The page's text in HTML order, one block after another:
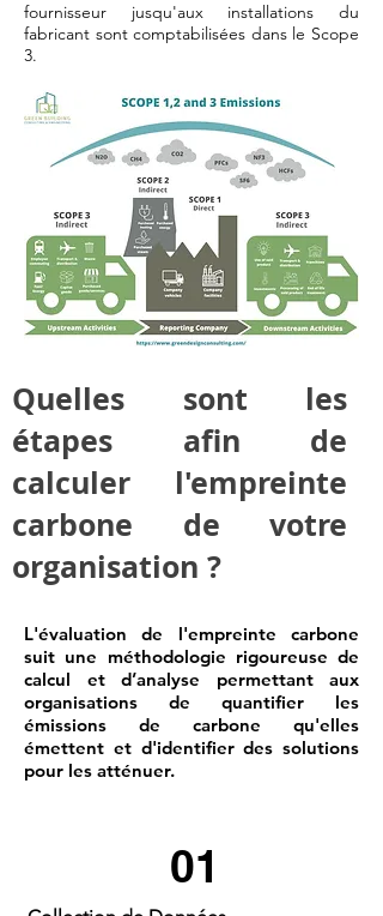
fournisseur jusqu'aux installations du
fabricant sont comptabilisées dans le Scope
3.
Quelles sont les
étapes afin de
calculer l'empreinte
carbone de votre
organisation ?
L'évaluation de l'empreinte carbone
suit une méthodologie rigoureuse de
calcul et d’analyse permettant aux
organisations de quantifier les
émissions de carbone qu'elles
émettent et d'identifier des solutions
pour les atténuer.
01